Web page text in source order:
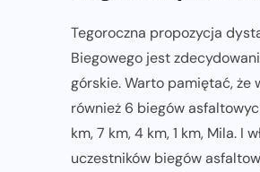
Tegoroczna propozycja
Biegowego jest
górskie. Warto pamiętać, że
również 6 biegów
km, 7 km, 4 km, 1 km, Mila. I
uczestników biegów